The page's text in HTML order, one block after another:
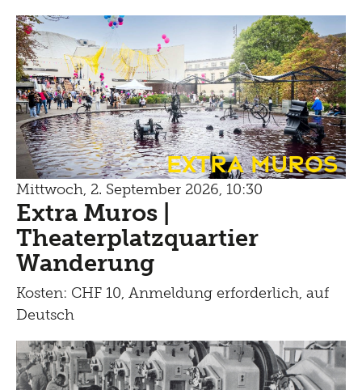
Extra Muros
Mittwoch, 2. September 2026, 10:30
Extra Muros |
Theaterplatzquartier
Wanderung
Kosten: CHF 10, Anmeldung erforderlich, auf
Deutsch